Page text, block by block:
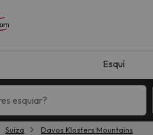
Esquí
Suiza Davos Klosters Mountains